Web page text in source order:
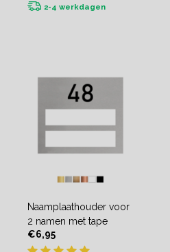
2-4 werkdagen
Naamplaathouder voor
2 namen met tape
€6,95